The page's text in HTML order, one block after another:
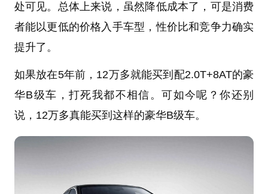
处可见。总体上来说，虽然降低成本了，可是消费
者能以更低的价格入手车型，性价比和竞争力确实
提升了。
如果放在5年前，12万多就能买到配2.0T+8AT的豪
华B级车，打死我都不相信。可如今呢？你还别
说，12万多真能买到这样的豪华B级车。